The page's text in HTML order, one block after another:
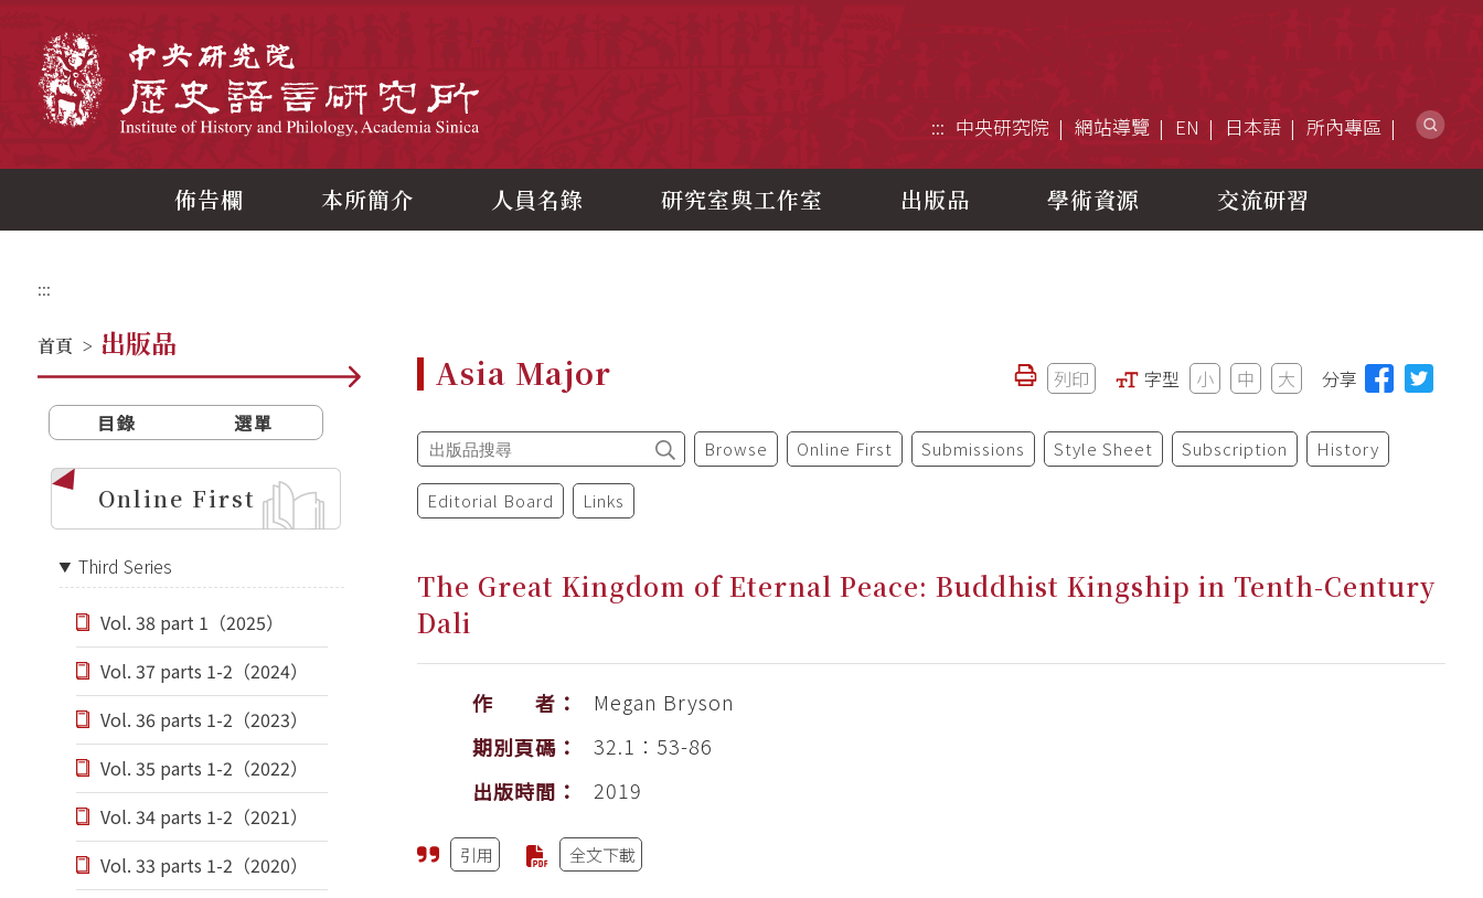
::: 中央研究院 網站導覽 EN 日本語 所內專區
佈告欄 本所簡介 人員名錄 研究室與工作室 出版品 學術資源 交流研習
:::
首頁 > 出版品
目錄 選單
Online First
Third Series
Vol. 38 part 1（2025）
Vol. 37 parts 1-2（2024）
Vol. 36 parts 1-2（2023）
Vol. 35 parts 1-2（2022）
Vol. 34 parts 1-2（2021）
Vol. 33 parts 1-2（2020）
Asia Major 列印 字型 小 中 大 分享
Browse Online First Submissions Style Sheet Subscription History
Editorial Board Links
The Great Kingdom of Eternal Peace: Buddhist Kingship in Tenth-Century
Dali
作 者：
Megan Bryson
期別頁碼：
32.1：53-86
出版時間：
2019
引用 全文下載